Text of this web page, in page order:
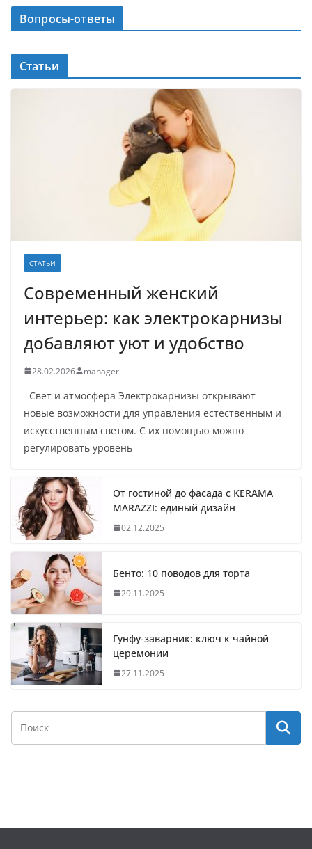
Вопросы-ответы
Статьи
СТАТЬИ
Современный женский
интерьер: как электрокарнизы
добавляют уют и удобство
28.02.2026 manager
Свет и атмосфера Электрокарнизы открывают
новые возможности для управления естественным и
искусственным светом. С их помощью можно
регулировать уровень
От гостиной до фасада с KERAMA
MARAZZI: единый дизайн
02.12.2025
Бенто: 10 поводов для торта
29.11.2025
Гунфу-заварник: ключ к чайной
церемонии
27.11.2025